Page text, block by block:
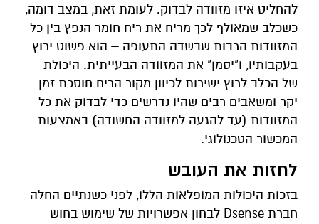
להחליט איזו מזוודה לבדוק. לעומת זאת, במצב דומה,
כשכלב שמאולף לכך מריח את ריח חומר הנפץ בין כל
המזוודות הרבות שבשדה התעופה – הוא פשוט ירוץ
בעקבותיו, ו"יסמן" את המזוודה הבעייתית. היכולת
של הכלב לרוץ ישירות לכיוון מקור הריח חוסכת זמן
יקר ומשאבים רבים שהיו נדרשים כדי לבדוק את כל
המזוודות (עד להגעה למזוודה החשודה) באמצעות
המכשור הטכנולוגי.
לחזות את העובש
בזכות היכולות המופלאות הללו, לפני כשנתיים החלה
חברת Dsense לבחון אפשרויות של שימוש בחוש